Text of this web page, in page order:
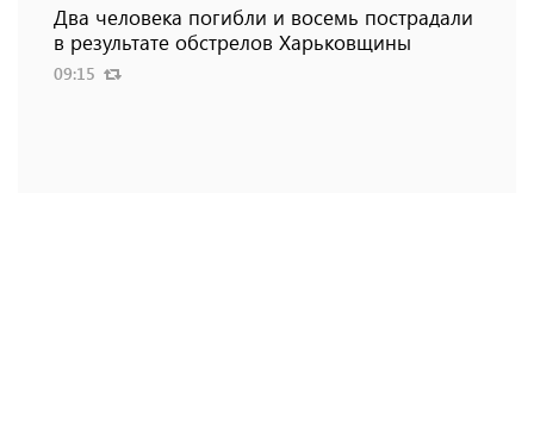
Два человека погибли и восемь пострадали
в результате обстрелов Харьковщины
09:15